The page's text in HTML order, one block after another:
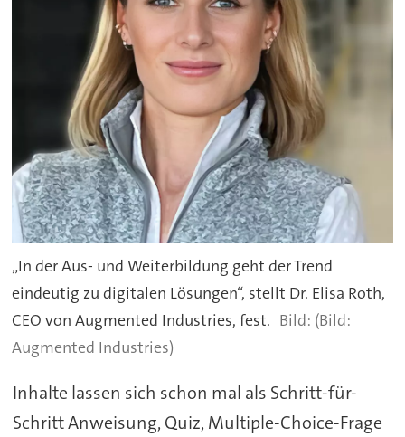
„In der Aus- und Weiterbildung geht der Trend
eindeutig zu digitalen Lösungen“, stellt Dr. Elisa Roth,
CEO von Augmented Industries, fest.
(Bild:
Augmented Industries)
Inhalte lassen sich schon mal als Schritt-für-
Schritt Anweisung, Quiz, Multiple-Choice-Frage